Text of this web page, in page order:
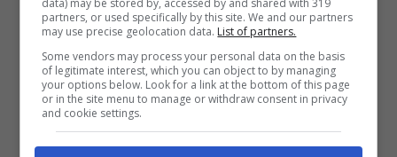
la Prima Guerra Mondiale.
data) may be stored by, accessed by and shared with 319
partners, or used specifically by this site. We and our partners
may use precise geolocation data. List of partners.
Some vendors may process your personal data on the basis
of legitimate interest, which you can object to by managing
your options below. Look for a link at the bottom of this page
or in the site menu to manage or withdraw consent in privacy
and cookie settings.